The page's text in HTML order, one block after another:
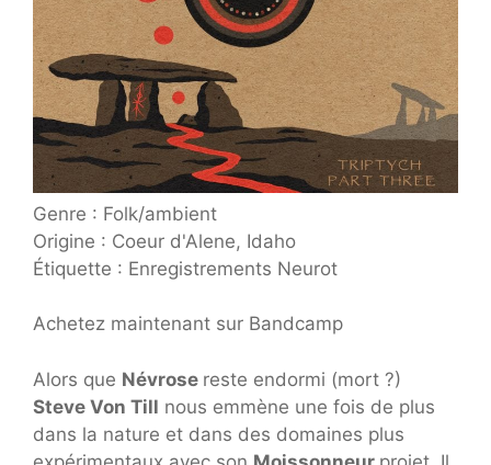
Genre : Folk/ambient
Origine : Coeur d'Alene, Idaho
Étiquette : Enregistrements Neurot
Achetez maintenant sur Bandcamp
Alors que Névrose reste endormi (mort ?)
Steve Von Till nous emmène une fois de plus
dans la nature et dans des domaines plus